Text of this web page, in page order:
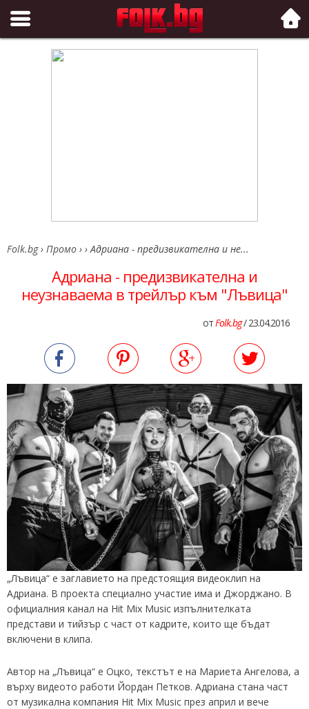
Folk.bg
Folk.bg › Промо › ›Адриана - предизвикателна и не...
Адриана - предизвикателна и
неузнаваема в трейлър към "Лъвица"
отFolk.bg/ 23.04.2016
„Лъвица“ е заглавието на предстоящия видеоклип на
Адриана. В проекта специално участие има и Джорджано. В
официалния канал на Hit Mix Music изпълнителката
представи и тийзър с част от кадрите, които ще бъдат
включени в клипа.
Автор на „Лъвица“ е Оцко, текстът е на Мариета Ангелова, а
върху видеото работи Йордан Петков. Адриана стана част
от музикална компания Hit Mix Music през април и вече